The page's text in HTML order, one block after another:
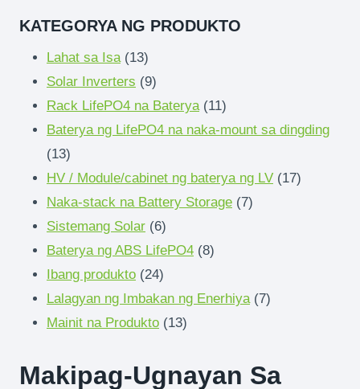
KATEGORYA NG PRODUKTO
Lahat sa Isa 1313
mga
produkto
Solar Inverters 99
mga
produkto
Rack LifePO4 na Baterya 1111
mga
Baterya ng LifePO4 na naka-mount sa dingding
1313
mga
produkto
HV / Module/cabinet ng baterya ng LV 1717
Naka-stack na Battery Storage 77
Sistemang Solar 66
mga
produkto
Baterya ng ABS LifePO4 88
produkto
Ibang produkto 2424
mga
produkto
Lalagyan ng Imbakan ng Enerhiya 77
Mainit na Produkto 1313
produkto
Makipag-Ugnayan Sa